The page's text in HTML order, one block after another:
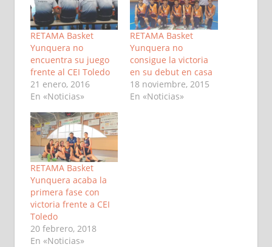
RETAMA Basket
Yunquera no
encuentra su juego
frente al CEI Toledo
21 enero, 2016
En «Noticias»
RETAMA Basket
Yunquera no
consigue la victoria
en su debut en casa
18 noviembre, 2015
En «Noticias»
RETAMA Basket
Yunquera acaba la
primera fase con
victoria frente a CEI
Toledo
20 febrero, 2018
En «Noticias»